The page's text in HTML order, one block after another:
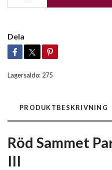
Dela
Lagersaldo: 275
PRODUKTBESKRIVNING
Röd Sammet
III